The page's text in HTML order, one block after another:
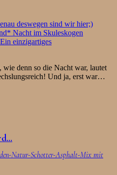
denn so die Nacht war, lautet
Und ja, erst war…
Natur-Schotter-Asphalt-Mix mit